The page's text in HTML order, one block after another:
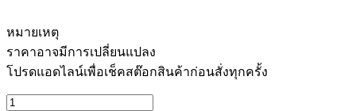
หมายเหตุ
ราคาอาจมีการเปลี่ยนแปลง
โปรดแอดไลน์เพื่อเช็คสต๊อกสินค้าก่อนสั่งทุกครั้ง
จำนวน